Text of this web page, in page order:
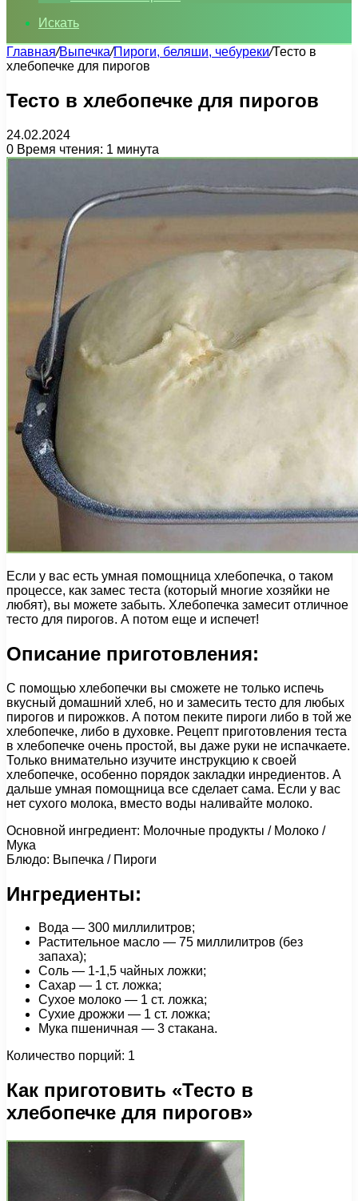
Искать
Главная/Выпечка/Пироги, беляши, чебуреки/Тесто в
хлебопечке для пирогов
Тесто в хлебопечке для пирогов
24.02.2024
0 Время чтения: 1 минута
Если у вас есть умная помощница хлебопечка, о таком
процессе, как замес теста (который многие хозяйки не
любят), вы можете забыть. Хлебопечка замесит отличное
тесто для пирогов. А потом еще и испечет!
Описание приготовления:
С помощью хлебопечки вы сможете не только испечь
вкусный домашний хлеб, но и замесить тесто для любых
пирогов и пирожков. А потом пеките пироги либо в той же
хлебопечке, либо в духовке. Рецепт приготовления теста
в хлебопечке очень простой, вы даже руки не испачкаете.
Только внимательно изучите инструкцию к своей
хлебопечке, особенно порядок закладки инредиентов. А
дальше умная помощница все сделает сама. Если у вас
нет сухого молока, вместо воды наливайте молоко.
Основной ингредиент: Молочные продукты / Молоко /
Мука
Блюдо: Выпечка / Пироги
Ингредиенты:
Вода — 300 миллилитров;
Растительное масло — 75 миллилитров (без
запаха);
Соль — 1-1,5 чайных ложки;
Сахар — 1 ст. ложка;
Сухое молоко — 1 ст. ложка;
Сухие дрожжи — 1 ст. ложка;
Мука пшеничная — 3 стакана.
Количество порций: 1
Как приготовить «Тесто в
хлебопечке для пирогов»